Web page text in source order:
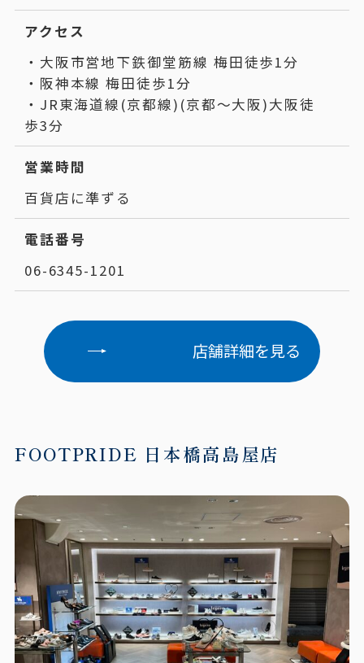
アクセス
・大阪市営地下鉄御堂筋線 梅田徒歩1分
・阪神本線 梅田徒歩1分
・JR東海道線(京都線)(京都～大阪)大阪徒
歩3分
営業時間
百貨店に準ずる
電話番号
06-6345-1201
店舗詳細を見る
FOOTPRIDE 日本橋高島屋店